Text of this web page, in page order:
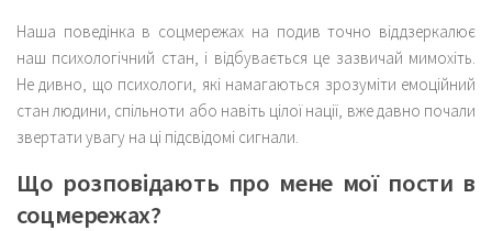
Наша поведінка в соцмережах на подив точно віддзеркалює
наш психологічний стан, і відбувається це зазвичай мимохіть.
Не дивно, що психологи, які намагаються зрозуміти емоційний
стан людини, спільноти або навіть цілої нації, вже давно почали
звертати увагу на ці підсвідомі сигнали.
Що розповідають про мене мої пости в
соцмережах?